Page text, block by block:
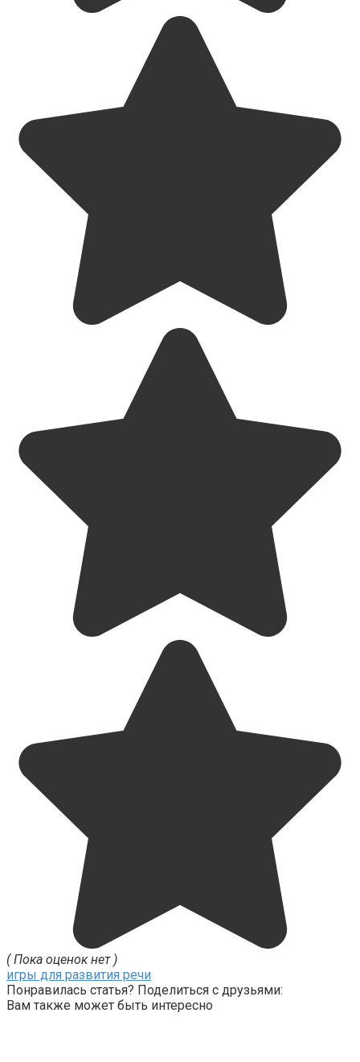
( Пока оценок нет )
игры для развития речи
Понравилась статья? Поделиться с друзьями:
Вам также может быть интересно